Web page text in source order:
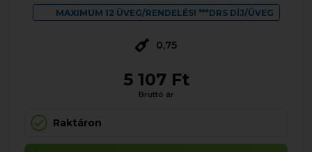
MAXIMUM 12 ÜVEG/RENDELÉS! ***DRS DÍJ/ÜVEG
0,75
5 107 Ft
Bruttó ár
Raktáron